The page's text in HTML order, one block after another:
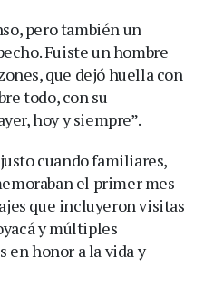
pero también un
Fuiste un hombre
que dejó huella con
todo, con su
hoy y siempre”.
cuando familiares,
el primer mes
que incluyeron visitas
y múltiples
en honor a la vida y